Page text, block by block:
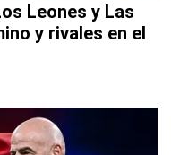
Leones y Las
y rivales en el